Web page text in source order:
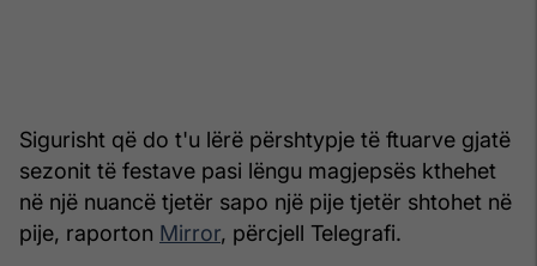
Sigurisht që do t'u lërë përshtypje të ftuarve gjatë
sezonit të festave pasi lëngu magjepsës kthehet
në një nuancë tjetër sapo një pije tjetër shtohet në
pije, raporton Mirror, përcjell Telegrafi.